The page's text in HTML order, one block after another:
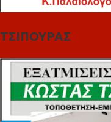
ΤΣΙΠΟΥΡΑΣ